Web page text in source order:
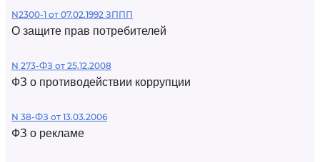
N2300-1 от 07.02.1992 ЗППП
О защите прав потребителей
N 273-ФЗ от 25.12.2008
ФЗ о противодействии коррупции
N 38-ФЗ от 13.03.2006
ФЗ о рекламе